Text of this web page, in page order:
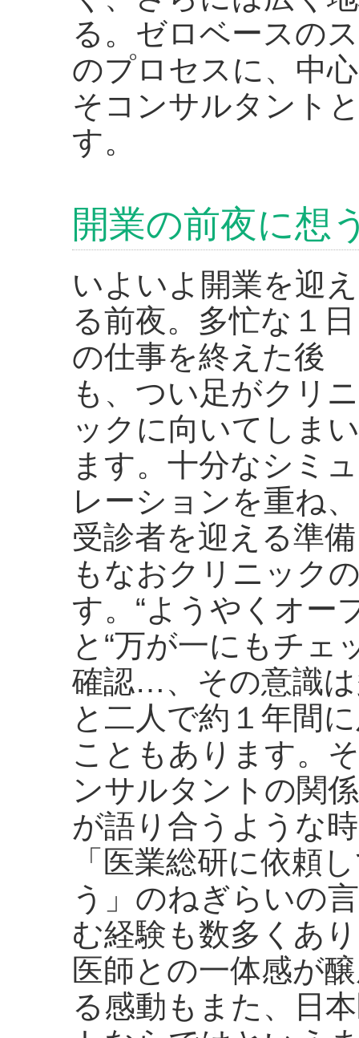
る。ゼロベースの
のプロセスに、中
そコンサルタント
す。
開業の前夜に想
いよいよ開業を迎え
る前夜。多忙な１日
の仕事を終えた後
も、つい足がクリニ
ックに向いてしまい
ます。十分なシミュ
レーションを重ね、
受診者を迎える準
もなおクリニック
す。“ようやくオー
と“万が一にもチェ
確認…、その意識
と二人で約１年間
こともあります。
ンサルタントの関
が語り合うような
「医業総研に依頼
う」のねぎらいの
む経験も数多くあ
医師との一体感が
る感動もまた、日